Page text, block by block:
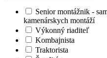
Senior montážnik -
kamenárskych montáží
Výkonný riaditeľ
Kombajnista
Traktorista